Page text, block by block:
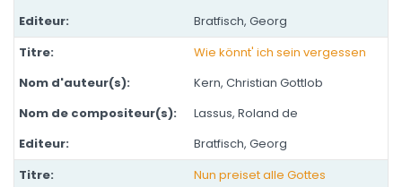
Bratfisch, Georg
Wie könnt' ich sein vergessen
Kern, Christian Gottlob
Lassus, Roland de
Bratfisch, Georg
Nun preiset alle Gottes